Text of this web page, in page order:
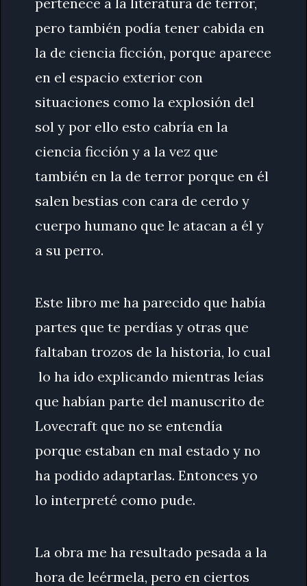
pero también podía tener cabida en
la de ciencia ficción, porque aparece
en el espacio exterior con
situaciones como la explosión del
sol y por ello esto cabría en la
ciencia ficción y a la vez que
también en la de terror porque en él
salen bestias con cara de cerdo y
cuerpo humano que le atacan a él y
a su perro.
Este libro me ha parecido que había
partes que te perdías y otras que
faltaban trozos de la historia, lo cual
lo ha ido explicando mientras leías
que habían parte del manuscrito de
Lovecraft que no se entendía
porque estaban en mal estado y no
ha podido adaptarlas. Entonces yo
lo interpreté como pude.
La obra me ha resultado pesada a la
hora de leérmela, pero en ciertos